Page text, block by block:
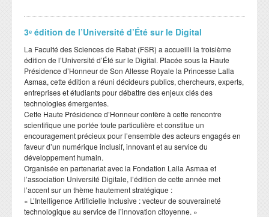
3ᵉ édition de l’Université d’Été sur le Digital
​La Faculté des Sciences de Rabat (FSR) a accueilli la troisième
édition de l’Université d’Été sur le Digital. Placée sous la Haute
Présidence d’Honneur de Son Altesse Royale la Princesse Lalla
Asmaa, cette édition a réuni décideurs publics, chercheurs, experts,
entreprises et étudiants pour débattre des enjeux clés des
technologies émergentes.
​Cette Haute Présidence d’Honneur confère à cette rencontre
scientifique une portée toute particulière et constitue un
encouragement précieux pour l’ensemble des acteurs engagés en
faveur d’un numérique inclusif, innovant et au service du
développement humain.
​Organisée en partenariat avec la Fondation Lalla Asmaa et
l’association Université Digitale, l’édition de cette année met
l’accent sur un thème hautement stratégique :
​« L’Intelligence Artificielle Inclusive : vecteur de souveraineté
technologique au service de l’innovation citoyenne. »